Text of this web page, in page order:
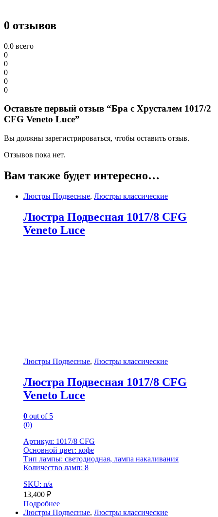
0 отзывов
0.0 всего
0
0
0
0
0
Оставьте первый отзыв “Бра с Хрусталем 1017/2
CFG Veneto Luce”
Вы должны зарегистрироваться, чтобы оставить отзыв.
Отзывов пока нет.
Вам также будет интересно…
Люстры Подвесные, Люстры классические
Люстра Подвесная 1017/8 CFG
Veneto Luce
Люстры Подвесные, Люстры классические
Люстра Подвесная 1017/8 CFG
Veneto Luce
0 out of 5
(0)
Артикул: 1017/8 CFG
Основной цвет: кофе
Тип лампы: светодиодная, лампа накаливания
Количество ламп: 8
SKU: n/a
13,400 ₽
Подробнее
Люстры Подвесные, Люстры классические